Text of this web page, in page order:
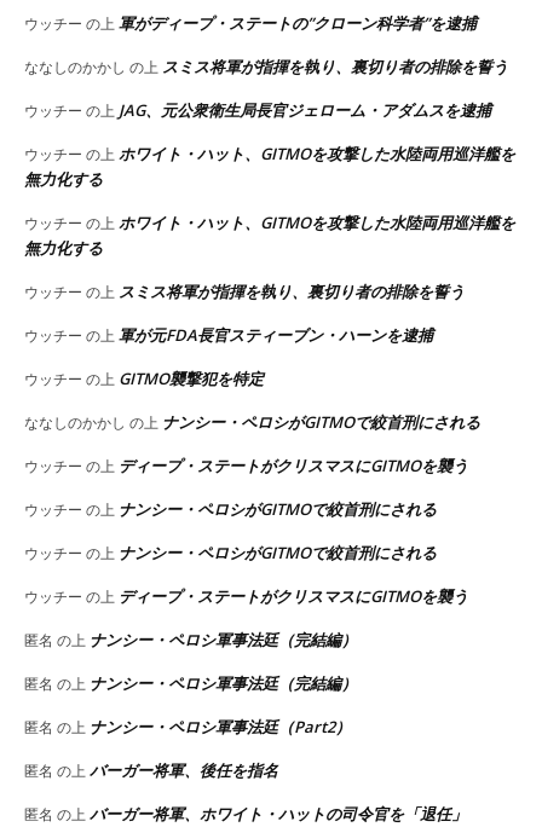
ウッチー の上 軍がディープ・ステートの”クローン科学者”を逮捕
ななしのかかし の上 スミス将軍が指揮を執り、裏切り者の排除を誓う
ウッチー の上 JAG、元公衆衛生局長官ジェローム・アダムスを逮捕
ウッチー の上 ホワイト・ハット、GITMOを攻撃した水陸両用巡洋艦を
無力化する
ウッチー の上 ホワイト・ハット、GITMOを攻撃した水陸両用巡洋艦を
無力化する
ウッチー の上 スミス将軍が指揮を執り、裏切り者の排除を誓う
ウッチー の上 軍が元FDA長官スティーブン・ハーンを逮捕
ウッチー の上 GITMO襲撃犯を特定
ななしのかかし の上 ナンシー・ペロシがGITMOで絞首刑にされる
ウッチー の上 ディープ・ステートがクリスマスにGITMOを襲う
ウッチー の上 ナンシー・ペロシがGITMOで絞首刑にされる
ウッチー の上 ナンシー・ペロシがGITMOで絞首刑にされる
ウッチー の上 ディープ・ステートがクリスマスにGITMOを襲う
匿名 の上 ナンシー・ペロシ軍事法廷（完結編）
匿名 の上 ナンシー・ペロシ軍事法廷（完結編）
匿名 の上 ナンシー・ペロシ軍事法廷（Part2）
匿名 の上 バーガー将軍、後任を指名
匿名 の上 バーガー将軍、ホワイト・ハットの司令官を「退任」